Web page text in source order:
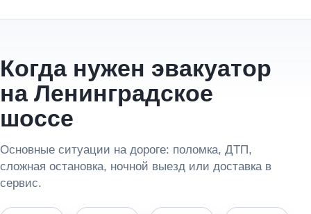
Когда нужен эвакуатор
на Ленинградское
шоссе
Основные ситуации на дороге: поломка, ДТП,
сложная остановка, ночной выезд или доставка в
сервис.